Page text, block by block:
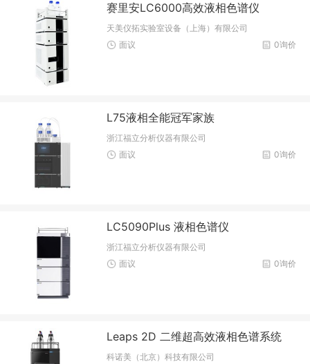
赛里安LC6000高效液相色谱仪
天美仪拓实验室设备（上海）有限公司
0询价
面议
L75液相全能冠军家族
浙江福立分析仪器有限公司
0询价
面议
LC5090Plus 液相色谱仪
浙江福立分析仪器有限公司
0询价
面议
Leaps 2D 二维超高效液相色谱系统
科诺美（北京）科技有限公司